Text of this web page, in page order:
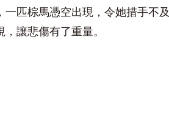
一匹棕馬憑空出現，令她措手
讓悲傷有了重量。